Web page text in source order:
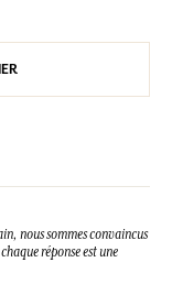
nous sommes convaincus
réponse est une